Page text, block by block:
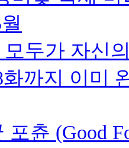
두가 자신
까지 이미
포츈 (Good